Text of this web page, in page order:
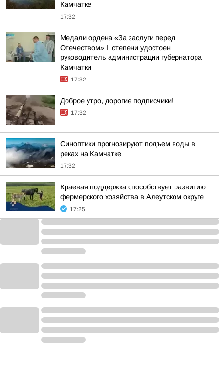
Камчатке
17:32
Медали ордена «За заслуги перед
Отечеством» II степени удостоен
руководитель администрации губернатора
Камчатки
17:32
Доброе утро, дорогие подписчики!
17:32
Синоптики прогнозируют подъем воды в
реках на Камчатке
17:32
Краевая поддержка способствует развитию
фермерского хозяйства в Алеутском округе
17:25